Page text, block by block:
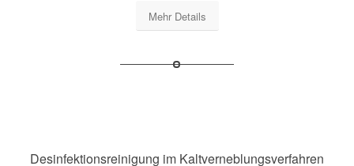
Mehr Details
Desinfektionsreinigung im Kaltverneblungsverfahren